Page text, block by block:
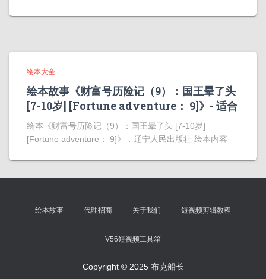
绘本大全
绘本故事《财富号历险记（9）：国王晕了头
[7-10岁] [Fortune adventure： 9]》- 适合
绘本《财富号历险记（9）：国王晕了头 [7-10岁]
[Fortune adventure： 9]》，辽宁人民出版社 绘本内容
绘本故事 代理招商 关于我们 短视频剪辑教程
V56短视频工具箱
Copyright © 2025 布克船长